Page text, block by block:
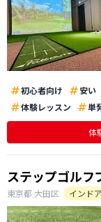
初心者向け
安い
体験レッスン
単
体
ステップゴルフ
東京都 大田区
インドア